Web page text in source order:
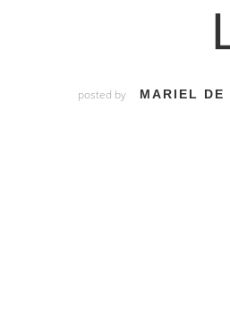
posted by MARIEL DE